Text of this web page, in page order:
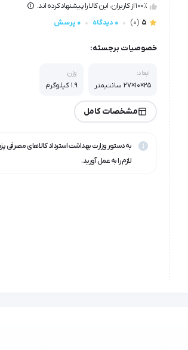
100٪ از کاربران، این کالا را پیشنهاد کرده اند.
5
(0) 0 دیدگاه 0 پرسش
خصوصیات برجسته:
ابعاد:
25×10×27 سانتیمتر
وزن:
1.9 کیلوگرم
مشخصات کامل
به دستور وزارت بهداشت استرداد کالاهای مصرفی
لازم را به عمل آورید.